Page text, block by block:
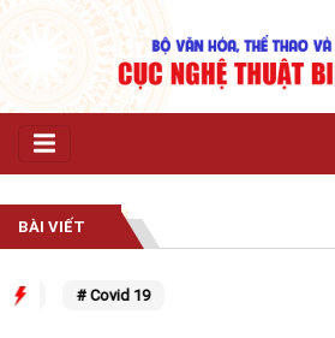
BÀI VIẾT
# Covid 19